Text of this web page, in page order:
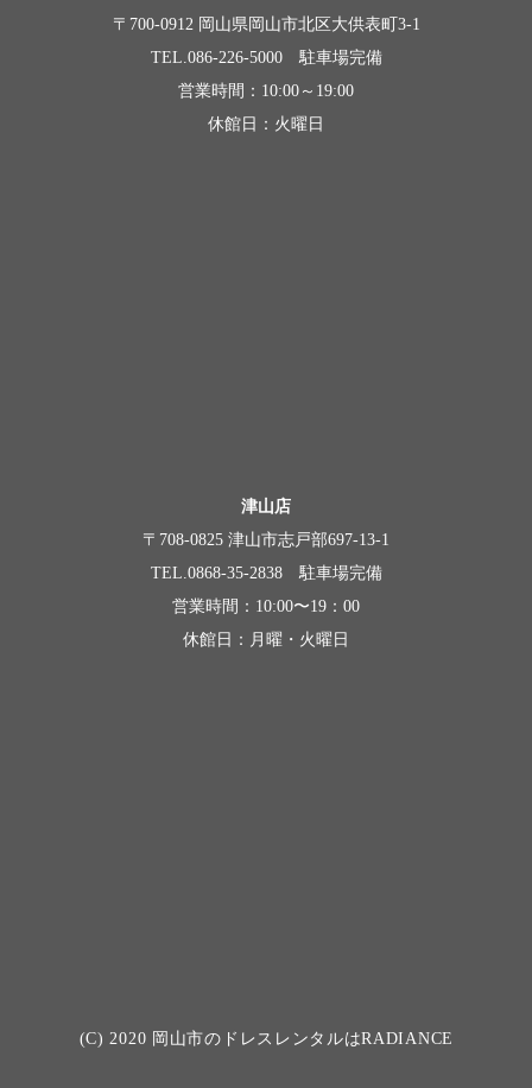
〒700-0912 岡山県岡山市北区大供表町3-1
TEL.086-226-5000 駐車場完備
営業時間：10:00～19:00
休館日：火曜日
津山店
〒708-0825 津山市志戸部697-13-1
TEL.0868-35-2838 駐車場完備
営業時間：10:00〜19：00
休館日：月曜・火曜日
(C) 2020 岡山市のドレスレンタルはRADIANCE